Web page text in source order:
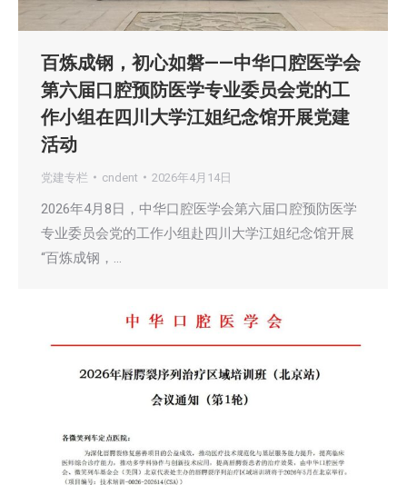
百炼成钢，初心如磐——中华口腔医学会
第六届口腔预防医学专业委员会党的工
作小组在四川大学江姐纪念馆开展党建
活动
党建专栏 cndent 2026年4月14日
2026年4月8日，中华口腔医学会第六届口腔预防医学
专业委员会党的工作小组赴四川大学江姐纪念馆开展
“百炼成钢，…